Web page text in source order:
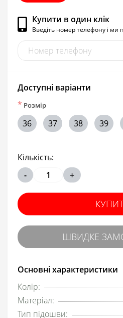
Купити в один клік
Введіть номер телефону і ми
Основні характеристики
Колір:
Матеріал:
Тип підошви:
Доступні варіанти
* Розмір
36 37 38 39
Кількість:
-
+
ШВИДКЕ